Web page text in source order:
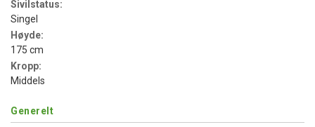
Sivilstatus:
Singel
Høyde:
175 cm
Kropp:
Middels
Generelt